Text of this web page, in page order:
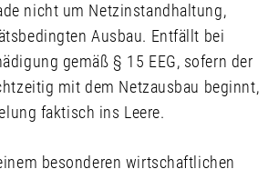
nicht um Netzinstandhaltung,
Ausbau. Entfällt bei
gemäß § 15 EEG, sofern der
mit dem Netzausbau beginnt,
faktisch ins Leere.
besonderen wirtschaftlichen